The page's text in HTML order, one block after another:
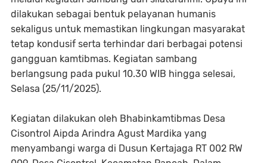
dilakukan sebagai bentuk pelayanan humanis
sekaligus untuk memastikan lingkungan masyarakat
tetap kondusif serta terhindar dari berbagai potensi
gangguan kamtibmas. Kegiatan sambang
berlangsung pada pukul 10.30 WIB hingga selesai,
Selasa (25/11/2025).
Kegiatan dilakukan oleh Bhabinkamtibmas Desa
Cisontrol Aipda Arindra Agust Mardika yang
menyambangi warga di Dusun Kertajaga RT 002 RW